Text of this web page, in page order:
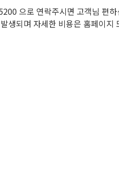
으로 연락주시면 고객님 편
생되며 자세한 비용은 홈페이지